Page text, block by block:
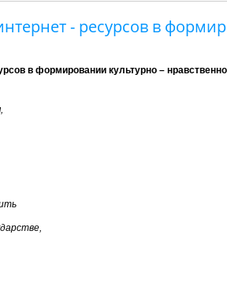
- ресурсов в
в формировании культурно –